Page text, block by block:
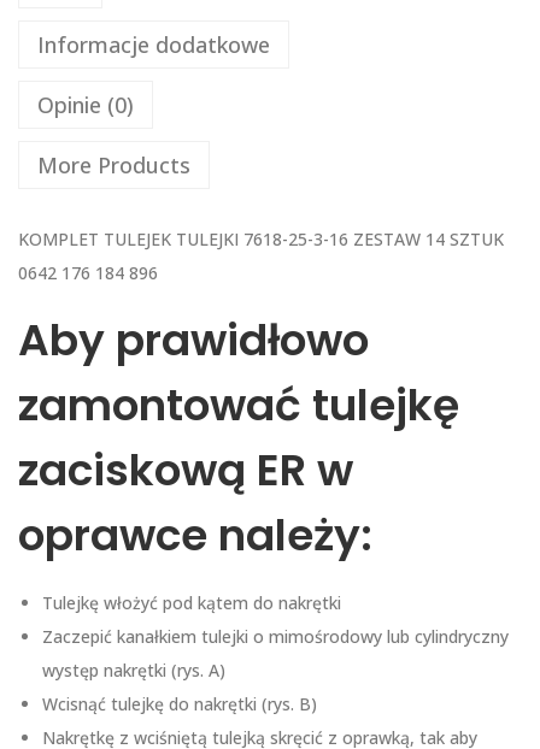
Informacje dodatkowe
Opinie (0)
More Products
KOMPLET TULEJEK TULEJKI 7618-25-3-16 ZESTAW 14 SZTUK
0642 176 184 896
Aby prawidłowo
zamontować tulejkę
zaciskową ER w
oprawce należy:
Tulejkę włożyć pod kątem do nakrętki
Zaczepić kanałkiem tulejki o mimośrodowy lub cylindryczny
występ nakrętki (rys. A)
Wcisnąć tulejkę do nakrętki (rys. B)
Nakrętkę z wciśniętą tulejką skręcić z oprawką, tak aby